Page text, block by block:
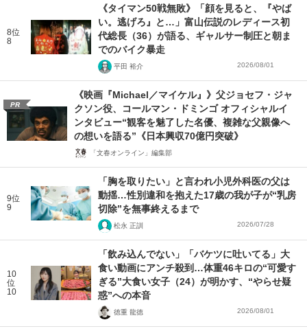
8位
8
《タイマン50戦無敗》「顔を見ると、『やば
い。逃げろ』と…」富山伝説のレディース初
代総長（36）が語る、ギャルサー制圧と朝ま
でのバイク暴走
平田 裕介 2026/08/01
PR
《映画『Michael／マイケル』》父ジョセフ・ジャ
クソン役、コールマン・ドミンゴ オフィシャルイ
ンタビュー“観客を魅了した名優、複雑な父親像へ
の想いを語る”《日本興収70億円突破》
「文春オンライン」編集部
9位
9
「胸を取りたい」と言われ小児外科医の父は
動揺…性別違和を抱えた17歳の我が子が“乳房
切除”を無事終えるまで
松永 正訓 2026/07/28
10
位
10
「飲み込んでない」「バケツに吐いてる」大
食い動画にアンチ殺到…体重46キロの“可愛す
ぎる”大食い女子（24）が明かす、“やらせ疑
惑”への本音
徳重 龍徳 2026/08/01